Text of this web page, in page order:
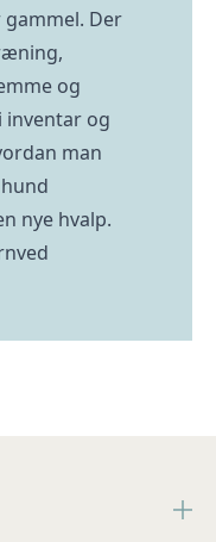
Der
og
og
man
nye hvalp.